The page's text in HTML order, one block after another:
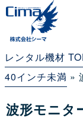
レンタル機材
40インチ未満 »
波形モニタ